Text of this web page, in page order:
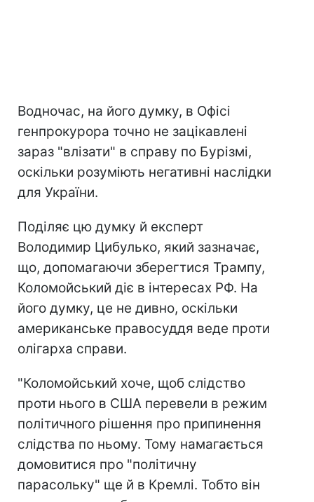
Водночас, на його думку, в Офісі
генпрокурора точно не зацікавлені
зараз "влізати" в справу по Бурізмі,
оскільки розуміють негативні наслідки
для України.
Поділяє цю думку й експерт
Володимир Цибулько, який зазначає,
що, допомагаючи зберегтися Трампу,
Коломойський діє в інтересах РФ. На
його думку, це не дивно, оскільки
американське правосуддя веде проти
олігарха справи.
"Коломойський хоче, щоб слідство
проти нього в США перевели в режим
політичного рішення про припинення
слідства по ньому. Тому намагається
домовитися про "політичну
парасольку" ще й в Кремлі. Тобто він